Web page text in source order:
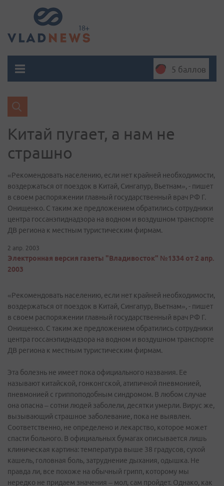
5 баллов
Китай пугает, а нам не
страшно
«Рекомендовать населению, если нет крайней необходимости,
воздержаться от поездок в Китай, Сингапур, Вьетнам», - пишет
в своем распоряжении главный государственный врач РФ Г.
Онищенко. С таким же предложением обратились сотрудники
центра госсанэпиднадзора на водном и воздушном транспорте
ДВ региона к местным туристическим фирмам.
2 апр. 2003
Электронная версия газеты "Владивосток" №1334 от 2 апр.
2003
«Рекомендовать населению, если нет крайней необходимости,
воздержаться от поездок в Китай, Сингапур, Вьетнам», - пишет
в своем распоряжении главный государственный врач РФ Г.
Онищенко. С таким же предложением обратились сотрудники
центра госсанэпиднадзора на водном и воздушном транспорте
ДВ региона к местным туристическим фирмам.
Эта болезнь не имеет пока официального названия. Ее
называют китайской, гонконгской, атипичной пневмонией,
пневмонией с гриппоподобным синдромом. В любом случае
она опасна – сотни людей заболели, десятки умерли. Вирус же,
вызывающий страшное заболевание, пока не выявлен.
Соответственно, не определено и лекарство, которое может
спасти больного. В официальных бумагах описывается лишь
клиническая картина: температура выше 38 градусов, сухой
кашель, головная боль, затруднение дыхания, одышка. Не
правда ли, все похоже на обычный грипп, которому мы
нередко не придаем значения – мол, сам пройдет. Однако, как